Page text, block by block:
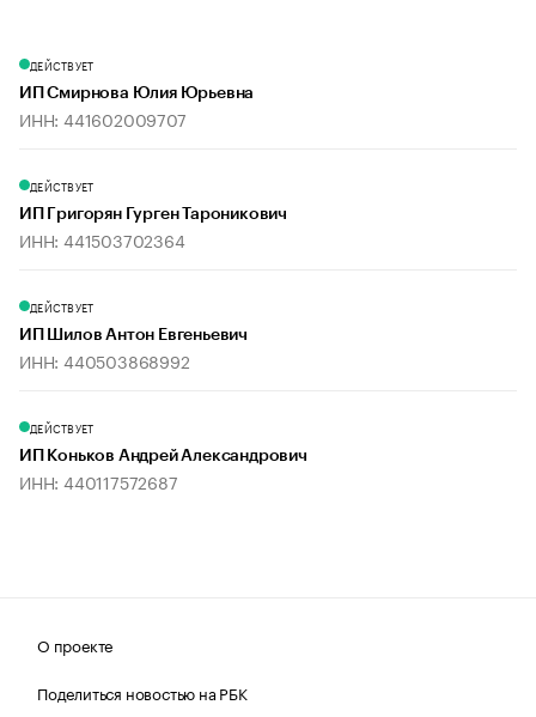
ДЕЙСТВУЕТ
ИП Смирнова Юлия Юрьевна
ИНН: 441602009707
ДЕЙСТВУЕТ
ИП Григорян Гурген Тароникович
ИНН: 441503702364
ДЕЙСТВУЕТ
ИП Шилов Антон Евгеньевич
ИНН: 440503868992
ДЕЙСТВУЕТ
ИП Коньков Андрей Александрович
ИНН: 440117572687
О проекте
Поделиться новостью на РБК